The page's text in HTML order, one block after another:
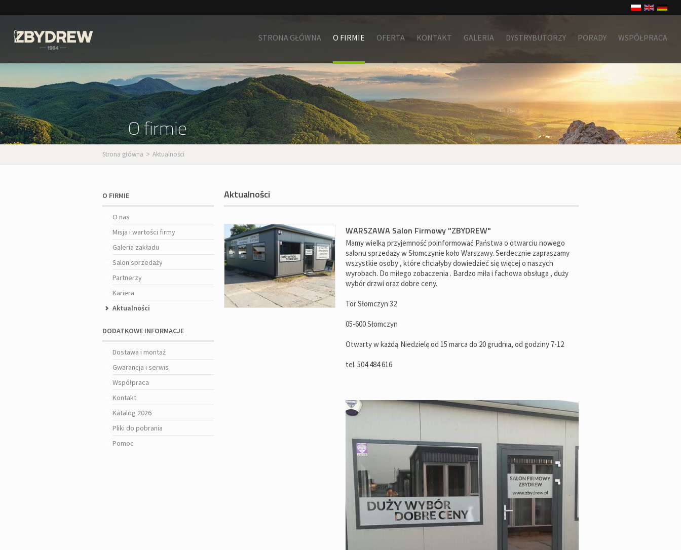
STRONA GŁÓWNA O FIRMIE OFERTA KONTAKT GALERIA DYSTRYBUTORZY PORADY WSPÓŁPRACA
O firmie
Strona główna > Aktualności
O FIRMIE
O nas
Misja i wartości firmy
Galeria zakładu
Salon sprzedaży
Partnerzy
Kariera
Aktualności
DODATKOWE INFORMACJE
Dostawa i montaż
Gwarancja i serwis
Współpraca
Kontakt
Katalog 2026
Pliki do pobrania
Pomoc
Aktualności
WARSZAWA Salon Firmowy "ZBYDREW"
Mamy wielką przyjemność poinformować Państwa o otwarciu nowego
salonu sprzedaży w Słomczynie koło Warszawy. Serdecznie zapraszamy
wszystkie osoby , które chciałyby dowiedzieć się więcej o naszych
wyrobach. Do miłego zobaczenia . Bardzo miła i fachowa obsługa , duży
wybór drzwi oraz dobre ceny.
Tor Słomczyn 32
05-600 Słomczyn
Otwarty w każdą Niedzielę od 15 marca do 20 grudnia, od godziny 7-12
tel. 504 484 616